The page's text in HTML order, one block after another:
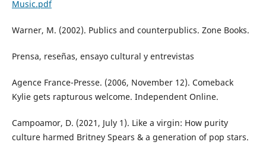
Music.pdf
Warner, M. (2002). Publics and counterpublics. Zone Books.
Prensa, reseñas, ensayo cultural y entrevistas
Agence France-Presse. (2006, November 12). Comeback
Kylie gets rapturous welcome. Independent Online.
Campoamor, D. (2021, July 1). Like a virgin: How purity
culture harmed Britney Spears & a generation of pop stars.